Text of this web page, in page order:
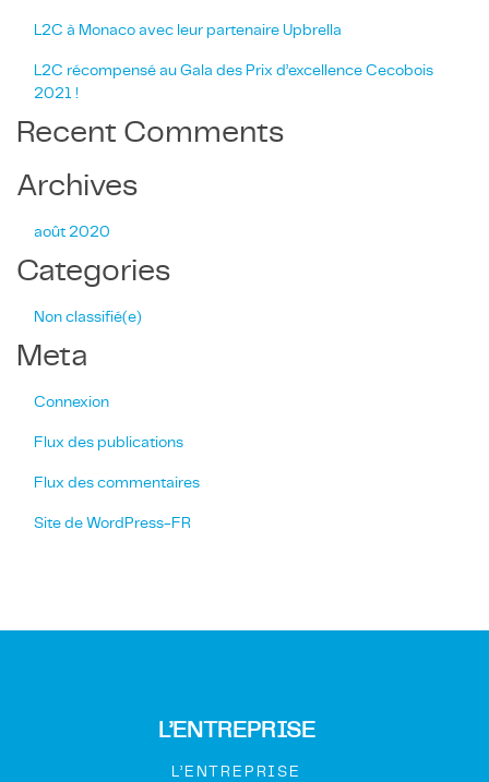
Accueil
À propos
Notre
équipe
Services
Projets
Carrières
L2C à Monaco avec leur partenaire Upbrella
L2C récompensé au Gala des Prix d’excellence Cecobois
2021 !
Recent Comments
Archives
août 2020
Categories
Non classifié(e)
Meta
Connexion
Flux des publications
Flux des commentaires
Site de WordPress-FR
L’ENTREPRISE
L’ENTREPRISE